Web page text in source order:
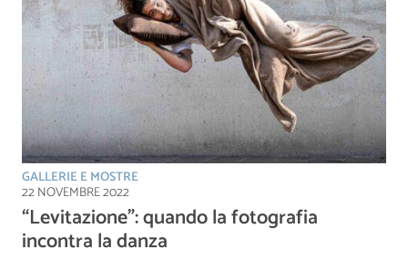
GALLERIE E MOSTRE
22 NOVEMBRE 2022
“Levitazione”: quando la fotografia
incontra la danza